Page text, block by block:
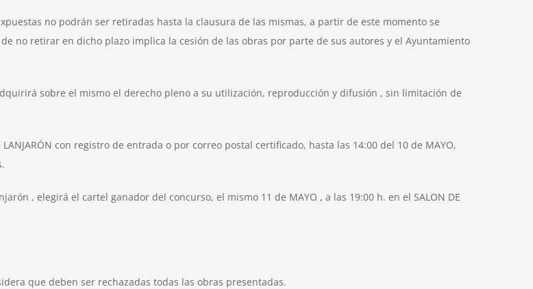
no podrán ser retiradas hasta la clausura de las mismas, a partir de este momento se
no retirar en dicho plazo implica la cesión de las obras por parte de sus autores y el Ayuntamiento
sobre el mismo el derecho pleno a su utilización, reproducción y difusión , sin limitación de
con registro de entrada o por correo postal certificado, hasta las 14:00 del 10 de MAYO,
, elegirá el cartel ganador del concurso, el mismo 11 de MAYO , a las 19:00 h. en el SALON DE
que deben ser rechazadas todas las obras presentadas.